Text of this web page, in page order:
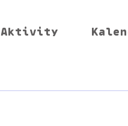
Aktivity